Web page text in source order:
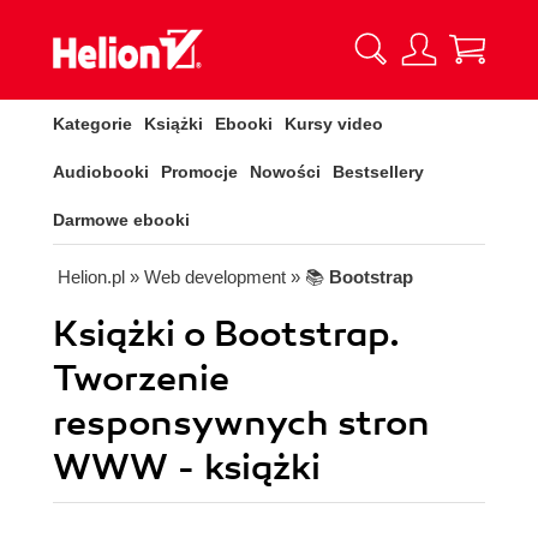
Kategorie Książki Ebooki Kursy video
Audiobooki Promocje Nowości Bestsellery
Darmowe ebooki
Helion.pl » Web development » 📚 Bootstrap
Książki o Bootstrap.
Tworzenie
responsywnych stron
WWW - książki